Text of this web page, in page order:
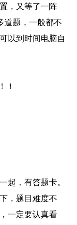
，又等了一阵
道题，一般都不
以到时间电脑自
！
，有答题卡。
，题目难度不
一定要认真看